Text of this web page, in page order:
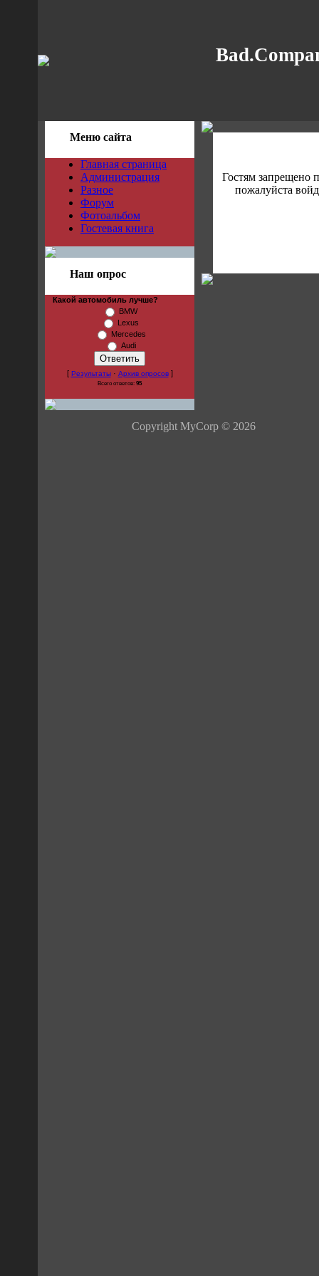
Меню сайта
Главная страница
Администрация
Разное
Форум
Фотоальбом
Гостевая книга
Наш опрос
Какой автомобиль лучше?
BMW
Lexus
Mercedes
Audi
[ Результаты· Архив опросов]
Всего ответов: 95
Гостям запрещено
пожалуйста
Copyright MyCorp © 2026